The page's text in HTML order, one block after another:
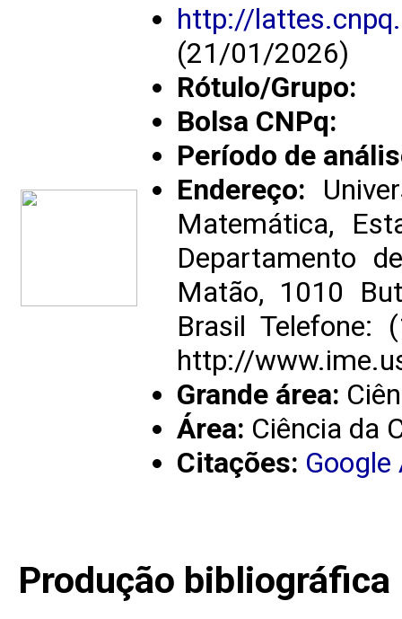
http://
(21/01/2026)
Rótulo/Grupo:
Bolsa CNPq:
Período de
Endereço:
Matemática,
Departamento
Matão, 1010
Brasil Telefone:
http://
Grande área:
Área: Ciência da
Citações:
Produção bibliográfica